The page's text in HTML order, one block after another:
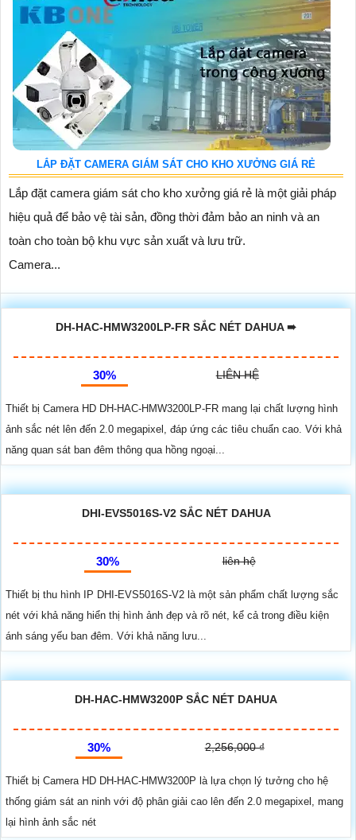
LẮP ĐẶT CAMERA GIÁM SÁT CHO KHO XƯỞNG GIÁ RẺ
Lắp đặt camera giám sát cho kho xưởng giá rẻ là một giải pháp
hiệu quả để bảo vệ tài sản, đồng thời đảm bảo an ninh và an
toàn cho toàn bộ khu vực sản xuất và lưu trữ.
Camera...
DH-HAC-HMW3200LP-FR SẮC NÉT DAHUA ➠
30% LIÊN HỆ
Thiết bị Camera HD DH-HAC-HMW3200LP-FR mang lại chất lượng hình
ảnh sắc nét lên đến 2.0 megapixel, đáp ứng các tiêu chuẩn cao. Với khả
năng quan sát ban đêm thông qua hồng ngoại...
DHI-EVS5016S-V2 SẮC NÉT DAHUA
30% liên hệ
Thiết bị thu hình IP DHI-EVS5016S-V2 là một sản phẩm chất lượng sắc
nét với khả năng hiển thị hình ảnh đẹp và rõ nét, kể cả trong điều kiện
ánh sáng yếu ban đêm. Với khả năng lưu...
DH-HAC-HMW3200P SẮC NÉT DAHUA
30% 2,256,000 ₫
Thiết bị Camera HD DH-HAC-HMW3200P là lựa chọn lý tưởng cho hệ
thống giám sát an ninh với độ phân giải cao lên đến 2.0 megapixel, mang
lại hình ảnh sắc nét